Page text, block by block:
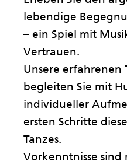
lebendige
– ein Spiel mit
Vertrauen.
Unsere erfahrenen
begleiten Sie mit
individueller
ersten Schritte
Tanzes.
Vorkenntnisse